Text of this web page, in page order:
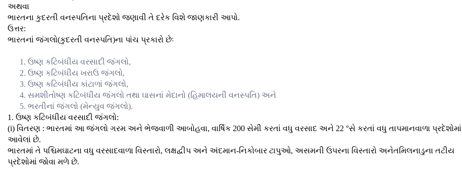
અથવા
ભારતના કુદરતી વનસ્પતિના પ્રદેશો જણાવી તે દરેક વિશે જાણકારી આપો.
ઉત્તર:
ભારતનાં જંગલો(કુદરતી વનસ્પતિ)ના પાંચ પ્રકારો છેઃ
ઉષ્ણ કટિબંધીય વરસાદી જંગલો,
ઉષ્ણ કટિબંધીય ખરાઉ જંગલો,
ઉષ્ણ કટિબંધીય કાંટાળાં જંગલો,
સમશીતોષ્ણ કટિબંધીય જંગલો તથા ઘાસનાં મેદાનો (હિમાલયની વનસ્પતિ) અને
ભરતીનાં જંગલો (મેન્યુવ જંગલો).
1. ઉષ્ણ કટિબંધીય વરસાદી જંગલો:
(i) વિતરણ : ભારતમાં આ જંગલો ગરમ અને ભેજવાળી આબોહવા, વાર્ષિક 200 સેમી કરતાં વધુ વરસાદ અને 22 °સે કરતાં વધુ તાપમાનવાળા પ્રદેશોમાં
આવેલાં છે.
ભારતમાં તે પશ્ચિમઘાટના વધુ વરસાદવાળા વિસ્તારો, લક્ષદ્વીપ અને અંદમાન-નિકોબાર ટાપુઓ, અસમની ઉપરના વિસ્તારો અનેતમિલનાડુના તટીય
પ્રદેશોમાં જોવા મળે છે.